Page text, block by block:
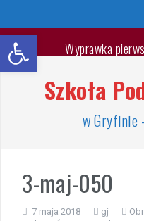
treści
Wyprawka
List Minister Edukacji
Szkoła
w Gryfinie
3-maj-050
7 maja 2018 gj
Otwórz pasek narzędzi